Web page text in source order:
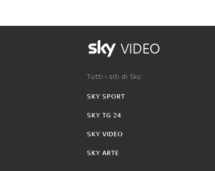
VIDEO
Tutti i siti di Sky:
SKY SPORT
SKY TG 24
SKY VIDEO
SKY ARTE